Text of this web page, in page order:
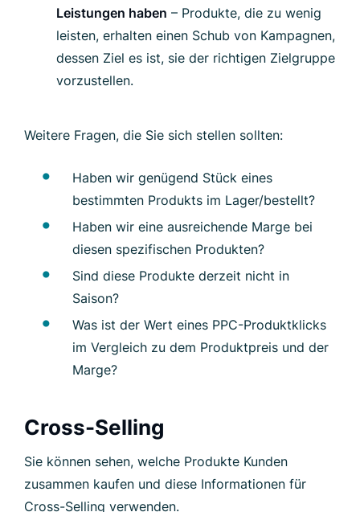
Leistungen haben – Produkte, die zu wenig
leisten, erhalten einen Schub von Kampagnen,
dessen Ziel es ist, sie der richtigen Zielgruppe
vorzustellen.
Weitere Fragen, die Sie sich stellen sollten:
Haben wir genügend Stück eines
bestimmten Produkts im Lager/bestellt?
Haben wir eine ausreichende Marge bei
diesen spezifischen Produkten?
Sind diese Produkte derzeit nicht in
Saison?
Was ist der Wert eines PPC-Produktklicks
im Vergleich zu dem Produktpreis und der
Marge?
Cross-Selling
Sie können sehen, welche Produkte Kunden
zusammen kaufen und diese Informationen für
Cross-Selling verwenden.